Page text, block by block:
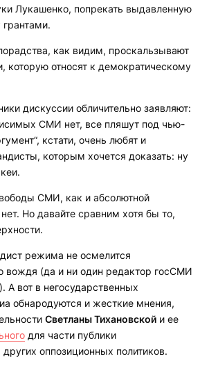
Лукашенко, попрекать выдавленную
как видим, проскальзывают
которую относят к демократическому
дискуссии обличительно заявляют:
СМИ нет, все пляшут под чью-
кстати, очень любят и
которым хочется доказать: ну
СМИ, как и абсолютной
Но давайте сравним хотя бы то,
режима не осмелится
вождя (да и ни один редактор госСМИ
А вот в негосударственных
обнародуются и жесткие мнения,
Светланы Тихановской и ее
для части публики
других оппозиционных политиков.